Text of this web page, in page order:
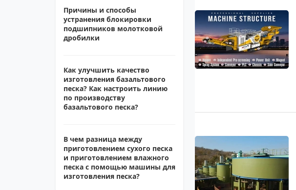
Причины и способы
устранения блокировки
подшипников молотковой
дробилки
Как улучшить качество
изготовления базальтового
песка? Как настроить линию
по производству
базальтового песка?
В чем разница между
приготовлением сухого песка
и приготовлением влажного
песка с помощью машины для
изготовления песка?